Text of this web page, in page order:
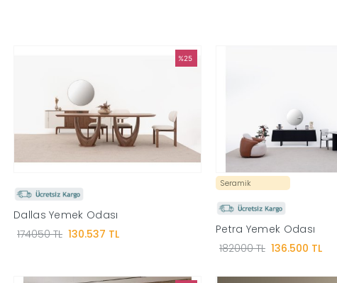
%25
Dallas Yemek Odası
174050 TL 130.537 TL
Seramik
Petra Yemek Odası
182000 TL 136.500 TL